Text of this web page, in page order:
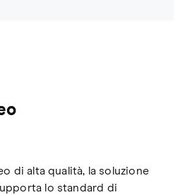
di alta qualità, la soluzione
lo standard di